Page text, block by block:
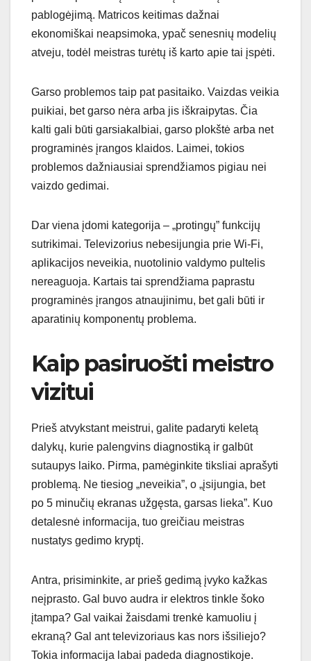
pablogėjimą. Matricos keitimas dažnai
ekonomiškai neapsimoka, ypač senesnių modelių
atveju, todėl meistras turėtų iš karto apie tai įspėti.
Garso problemos taip pat pasitaiko. Vaizdas veikia
puikiai, bet garso nėra arba jis iškraipytas. Čia
kalti gali būti garsiakalbiai, garso plokštė arba net
programinės įrangos klaidos. Laimei, tokios
problemos dažniausiai sprendžiamos pigiau nei
vaizdo gedimai.
Dar viena įdomi kategorija – „protingų” funkcijų
sutrikimai. Televizorius nebesijungia prie Wi-Fi,
aplikacijos neveikia, nuotolinio valdymo pultelis
nereaguoja. Kartais tai sprendžiama paprastu
programinės įrangos atnaujinimu, bet gali būti ir
aparatinių komponentų problema.
Kaip pasiruošti meistro
vizitui
Prieš atvykstant meistrui, galite padaryti keletą
dalykų, kurie palengvins diagnostiką ir galbūt
sutaupys laiko. Pirma, pamėginkite tiksliai aprašyti
problemą. Ne tiesiog „neveikia”, o „įsijungia, bet
po 5 minučių ekranas užgęsta, garsas lieka”. Kuo
detalesnė informacija, tuo greičiau meistras
nustatys gedimo kryptį.
Antra, prisiminkite, ar prieš gedimą įvyko kažkas
neįprasto. Gal buvo audra ir elektros tinkle šoko
įtampa? Gal vaikai žaisdami trenkė kamuoliu į
ekraną? Gal ant televizoriaus kas nors išsiliejо?
Tokia informacija labai padeda diagnostikoje.